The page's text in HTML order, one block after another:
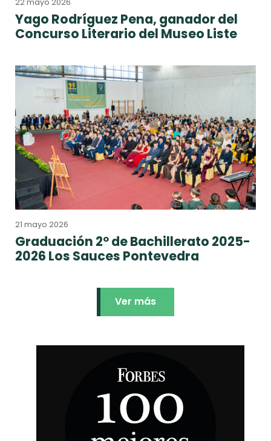
Yago Rodríguez Pena, ganador del
Concurso Literario del Museo Liste
21 mayo 2026
Graduación 2º de Bachillerato 2025-
2026 Los Sauces Pontevedra
Ver más